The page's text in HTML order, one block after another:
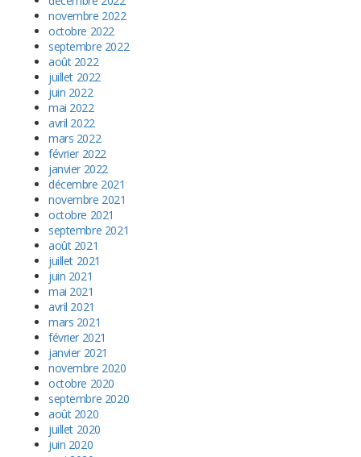
novembre 2022
octobre 2022
septembre 2022
août 2022
juillet 2022
juin 2022
mai 2022
avril 2022
mars 2022
février 2022
janvier 2022
décembre 2021
novembre 2021
octobre 2021
septembre 2021
août 2021
juillet 2021
juin 2021
mai 2021
avril 2021
mars 2021
février 2021
janvier 2021
novembre 2020
octobre 2020
septembre 2020
août 2020
juillet 2020
juin 2020